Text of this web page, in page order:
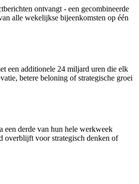
ontvangt - een gecombineerde
alle wekelijkse bijeenkomsten op één
een additionele 24 miljard uren die elk
betere beloning of strategische groei
een derde van hun hele werkweek
overblijft voor strategisch denken of